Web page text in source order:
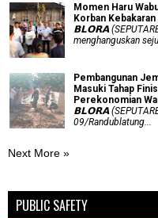
Momen Haru
Korban
𝗕𝗟𝗢𝗥𝗔
menghanguskan
Pembangunan
Masuki Tahap
Perekonomian
𝗕𝗟𝗢𝗥𝗔
09/Randublatung...
Next More »
PUBLIC SAFETY